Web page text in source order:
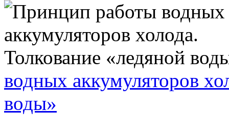
водных аккумуляторов
воды»